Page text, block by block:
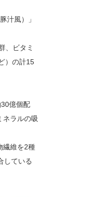
汁風）」
、ビタミ
）の計15
億個配
ネラルの吸
繊維を2種
している